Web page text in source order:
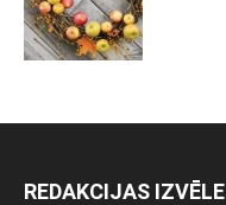
REDAKCIJAS IZVĒLE